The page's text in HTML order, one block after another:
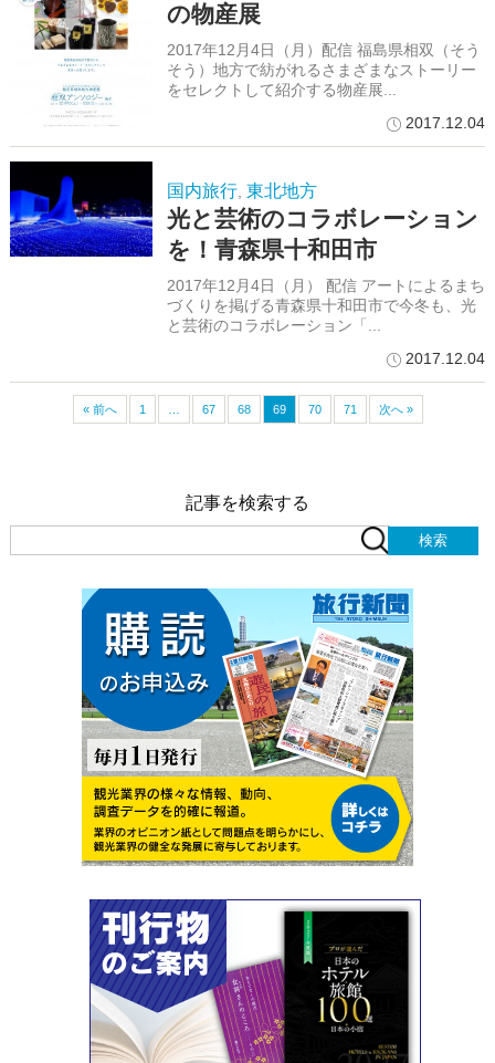
の物産展
2017年12月4日（月）配信 福島県相双（そう
そう）地方で紡がれるさまざまなストーリー
をセレクトして紹介する物産展...
2017.12.04
国内旅行, 東北地方
光と芸術のコラボレーション
を！青森県十和田市
2017年12月4日（月） 配信 アートによるまち
づくりを掲げる青森県十和田市で今冬も、光
と芸術のコラボレーション「...
2017.12.04
« 前へ 1 67 68 69 70 71 次へ »
記事を検索する